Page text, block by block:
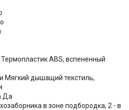
ABS, вспененный
Мягкий дышащий текстиль,
Да
в зоне подбородка, 2 - в